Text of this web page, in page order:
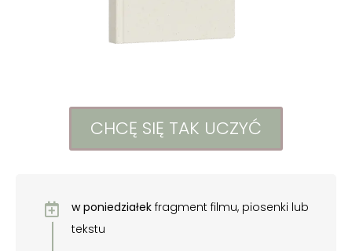
CHCĘ SIĘ TAK UCZYĆ
w poniedziałek fragment filmu, piosenki lub
tekstu